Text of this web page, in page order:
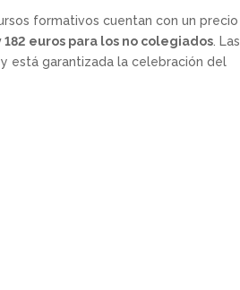
formativos cuentan con un precio
euros para los no colegiados. Las
y está garantizada la celebración del